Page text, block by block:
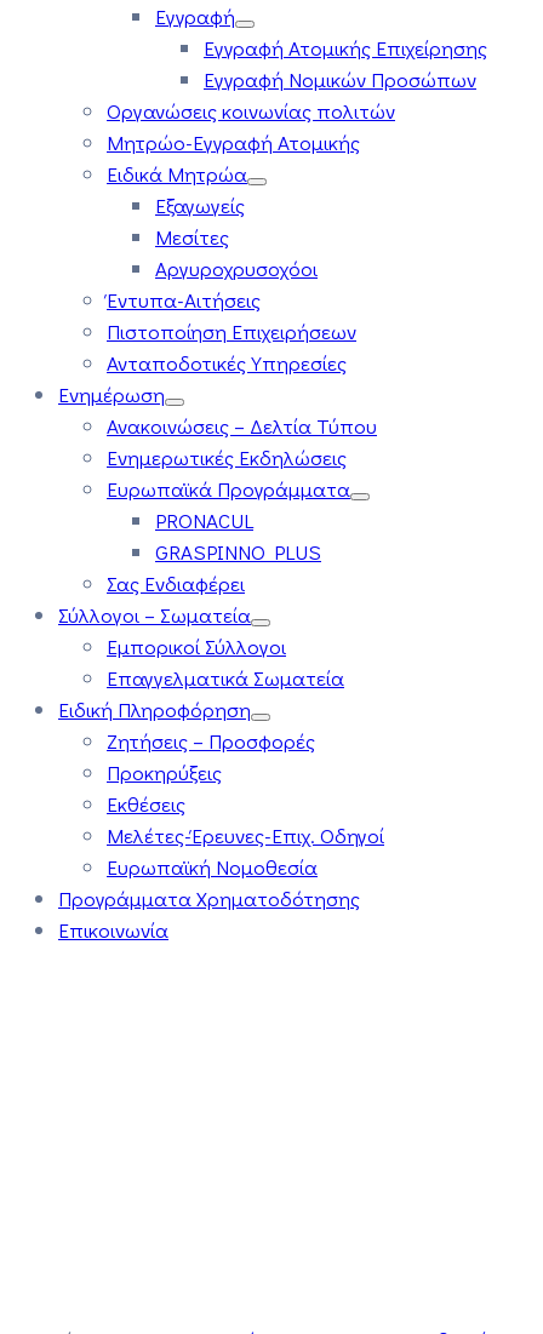
Εγγραφή
Εγγραφή Ατομικής Επιχείρησης
Εγγραφή Νομικών Προσώπων
Οργανώσεις κοινωνίας πολιτών
Μητρώο-Εγγραφή Ατομικής
Ειδικά Μητρώα
Εξαγωγείς
Μεσίτες
Αργυροχρυσοχόοι
Έντυπα-Αιτήσεις
Πιστοποίηση Επιχειρήσεων
Ανταποδοτικές Υπηρεσίες
Ενημέρωση
Ανακοινώσεις – Δελτία Τύπου
Ενημερωτικές Εκδηλώσεις
Ευρωπαϊκά Προγράμματα
PRONACUL
GRASPINNO PLUS
Σας Ενδιαφέρει
Σύλλογοι – Σωματεία
Εμπορικοί Σύλλογοι
Επαγγελματικά Σωματεία
Ειδική Πληροφόρηση
Ζητήσεις – Προσφορές
Προκηρύξεις
Εκθέσεις
Μελέτες-Έρευνες-Επιχ. Οδηγοί
Ευρωπαϊκή Νομοθεσία
Προγράμματα Χρηματοδότησης
Επικοινωνία